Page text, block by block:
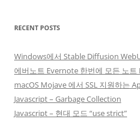
RECENT POSTS
Windows에서 Stable Diffusion
에버노트 Evernote 한번에 모든 노트
macOS Mojave 에서 SSL 지원하는
Javascript – Garbage Collection
Javascript – 현대 모드 “use strict”